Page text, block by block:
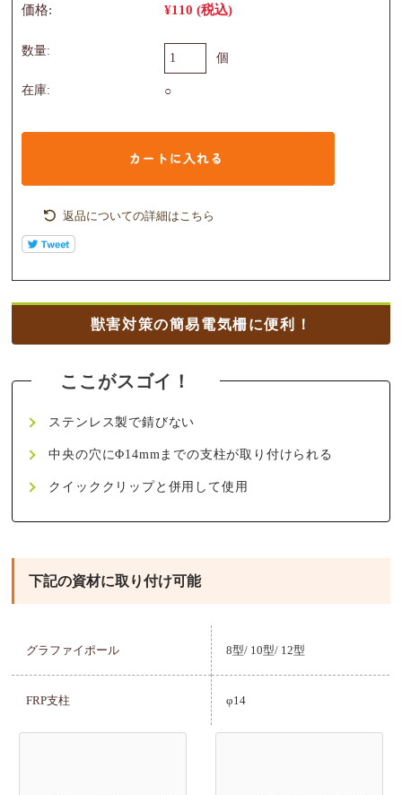
価格: ¥110 (税込)
数量:
個
在庫: ○
返品についての詳細はこちら
獣害対策の簡易電気柵に便利！
ステンレス製で錆びない
中央の穴にΦ14mmまでの支柱が取り付けられる
クイッククリップと併用して使用
下記の資材に取り付け可能
グラファイポール 8型/ 10型/ 12型
FRP支柱 φ14